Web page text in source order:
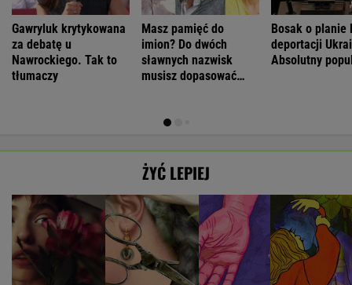
Gawryluk krytykowana
za debatę u
Nawrockiego. Tak to
tłumaczy
Masz pamięć do
imion? Do dwóch
sławnych nazwisk
musisz dopasować
Bosak o planie
deportacji
Absolutny
ŻYĆ LEPIEJ